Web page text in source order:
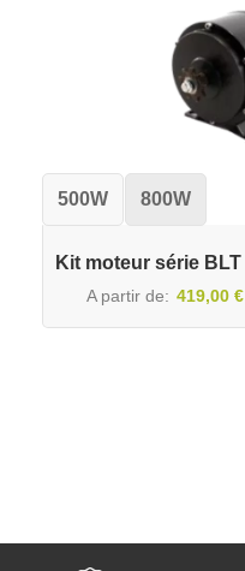
500W 800W
Kit moteur série BLT
A partir de 419,00 €